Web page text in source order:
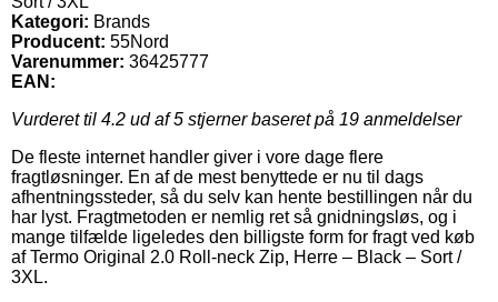
Kategori: Brands
Producent: 55Nord
Varenummer: 36425777
EAN:
Vurderet til 4.2 ud af 5 stjerner baseret på 19 anmeldelser
De fleste internet handler giver i vore dage flere
fragtløsninger. En af de mest benyttede er nu til dags
afhentningssteder, så du selv kan hente bestillingen når du
har lyst. Fragtmetoden er nemlig ret så gnidningsløs, og i
mange tilfælde ligeledes den billigste form for fragt ved køb
af Termo Original 2.0 Roll-neck Zip, Herre – Black – Sort /
3XL.